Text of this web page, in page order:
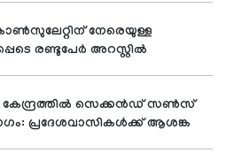
നേരെയുള്ള
രണ്ടുപേർ അറസ്റ്റിൽ
കേന്ദ്രത്തിൽ സെക്കൻഡ് സൺസ്
പ്രദേശവാസികൾക്ക് ആശങ്ക